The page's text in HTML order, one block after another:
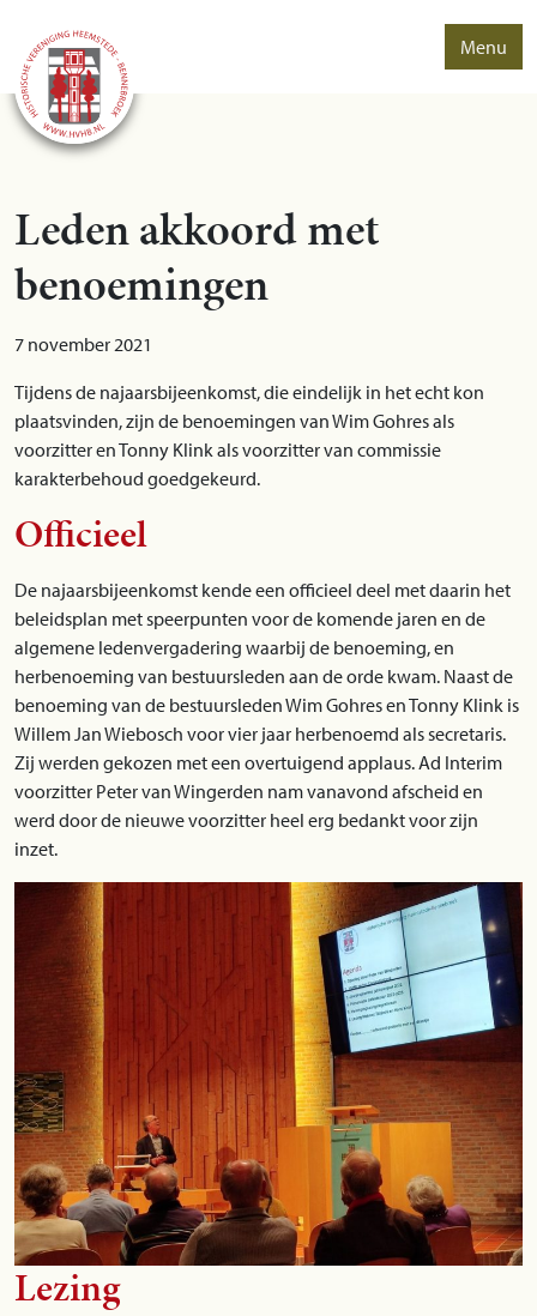
Menu
Leden akkoord met
benoemingen
7 november 2021
Tijdens de najaarsbijeenkomst, die eindelijk in het echt kon
plaatsvinden, zijn de benoemingen van Wim Gohres als
voorzitter en Tonny Klink als voorzitter van commissie
karakterbehoud goedgekeurd.
Officieel
De najaarsbijeenkomst kende een officieel deel met daarin het
beleidsplan met speerpunten voor de komende jaren en de
algemene ledenvergadering waarbij de benoeming, en
herbenoeming van bestuursleden aan de orde kwam. Naast de
benoeming van de bestuursleden Wim Gohres en Tonny Klink is
Willem Jan Wiebosch voor vier jaar herbenoemd als secretaris.
Zij werden gekozen met een overtuigend applaus. Ad Interim
voorzitter Peter van Wingerden nam vanavond afscheid en
werd door de nieuwe voorzitter heel erg bedankt voor zijn
inzet.
Lezing